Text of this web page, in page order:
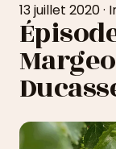
13 juillet 2020·